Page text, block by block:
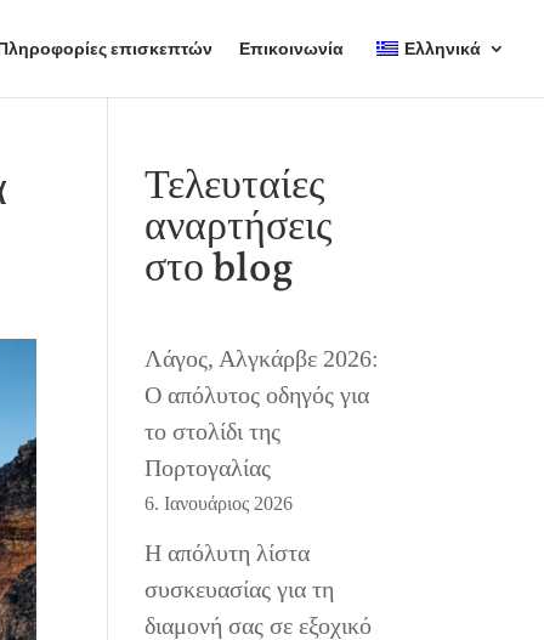
επισκεπτών Επικοινωνία Ελληνικά
Τελευταίες
αναρτήσεις
στο blog
Λάγος, Αλγκάρβε 2026:
Ο απόλυτος οδηγός για
το στολίδι της
Πορτογαλίας
6. Ιανουάριος 2026
Η απόλυτη λίστα
συσκευασίας για τη
διαμονή σας σε εξοχικό